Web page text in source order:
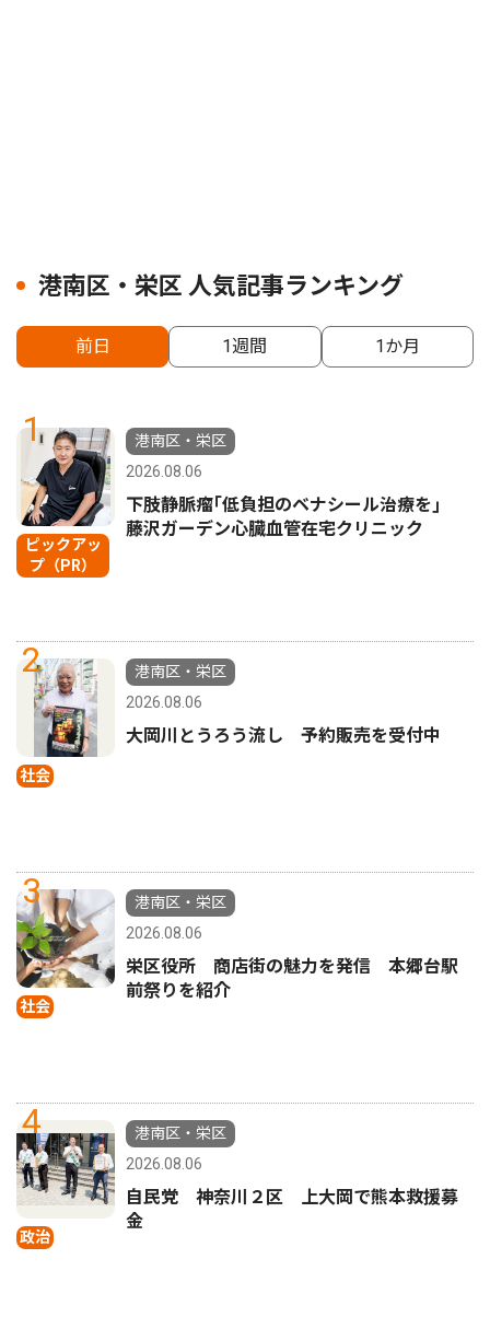
港南区・栄区 人気記事ランキング
前日 1週間 1か月
1
ピックアッ
プ（PR）
港南区・栄区
2026.08.06
下肢静脈瘤｢低負担のベナシール治療を｣
藤沢ガーデン心臓血管在宅クリニック
2
社会
港南区・栄区
2026.08.06
大岡川とうろう流し 予約販売を受付中
3
社会
港南区・栄区
2026.08.06
栄区役所 商店街の魅力を発信 本郷台駅
前祭りを紹介
4
政治
港南区・栄区
2026.08.06
自民党 神奈川２区 上大岡で熊本救援募
金